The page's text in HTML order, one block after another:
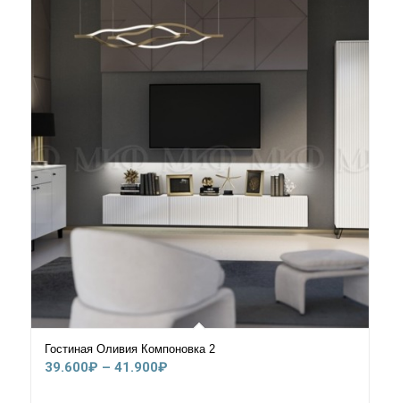
Гостиная Оливия Компоновка 2
39.600₽ – 41.900₽Диапазон